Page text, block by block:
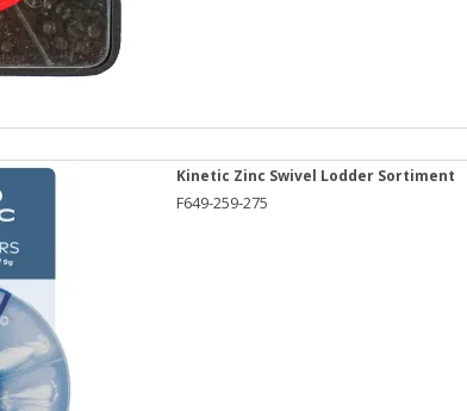
Kinetic Zinc Swivel Lodder Sortiment
F649-259-275